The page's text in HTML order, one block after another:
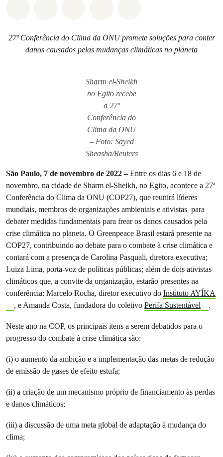
27ª Conferência do Clima da ONU promete soluções para conter
danos causados pelas mudanças climáticas no planeta
Sharm el-Sheikh
no Egito recebe
a 27ª
Conferência do
Clima da ONU
– Foto: Sayed
Sheasha/Reuters
São Paulo, 7 de novembro de 2022 –Entre os dias 6 e 18 de
novembro, na cidade de Sharm el-Sheikh, no Egito, acontece a 27ª
Conferência do Clima da ONU (COP27), que reunirá líderes
mundiais, membros de organizações ambientais e ativistas para
debater medidas fundamentais para frear os danos causados pela
crise climática no planeta. O Greenpeace Brasil estará presente na
COP27, contribuindo ao debate para o combate à crise climática e
contará com a presença de Carolina Pasquali, diretora executiva;
Luiza Lima, porta-voz de políticas públicas; além de dois ativistas
climáticos que, a convite da organização, estarão presentes na
conferência: Marcelo Rocha, diretor executivo do Instituto AYÍKA
, e Amanda Costa, fundadora do coletivo Perifa Sustentável .
Neste ano na COP, os principais itens a serem debatidos para o
progresso do combate à crise climática são:
(i) o aumento da ambição e a implementação das metas de redução
de emissão de gases de efeito estufa;
(ii) a criação de um mecanismo próprio de financiamento às perdas
e danos climáticos;
(iii) a discussão de uma meta global de adaptação à mudança do
clima;